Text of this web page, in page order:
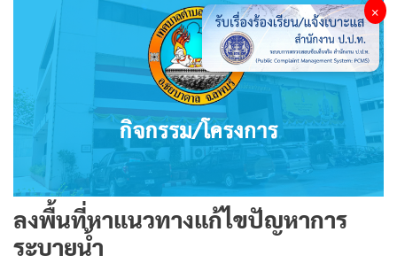
ลงพื้นที่หาแนวทางแก้ไขปัญหาการ
ระบายน้ำ
×